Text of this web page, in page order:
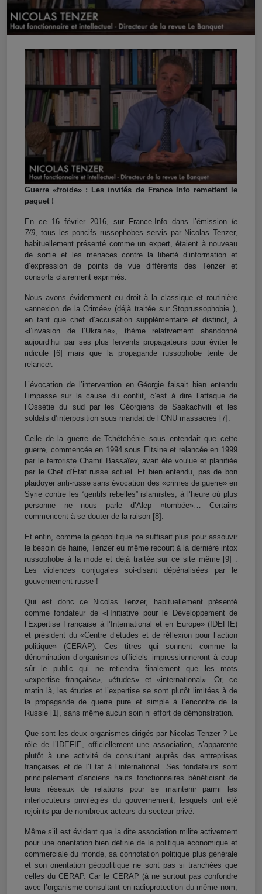
Guerre «froide» : Les invités de France Info remettent le
paquet !
En ce 16 février 2016, sur France-Info dans l’émission le
7/9, tous les poncifs russophobes servis par Nicolas Tenzer,
habituellement présenté comme un expert,étaient à nouveau
de sortie et les menaces contre la liberté d’information et
d’expression de points de vue différents des Tenzer et
consorts clairement exprimés.
Nous avons évidemment eu droit à la classique et routinière
«annexion de la Crimée» (déjà traitée sur Stoprussophobie ),
en tant que chef d’accusation supplémentaire et distinct, à
«l’invasion de l’Ukraine», thème relativement abandonné
aujourd’hui par ses plus fervents propagateurs pour éviter le
ridicule
[6] mais que la propagande russophobe tente de
relancer.
L’évocation de l’intervention en Géorgie faisait bien entendu
l’impasse sur la cause du conflit,c’est à dire l’attaque de
l’Ossétie du sud par les Géorgiens de Saakachvili et les
soldats d’interposition sous mandat de l’ONU massacrés [7] .
Celle de la guerre de Tchétchénie sous entendait que cette
guerre, commencée en 1994 sous Eltsine et relancée en 1999
par le terroriste Chamil Bassaïev, avait été voulue et planifiée
par le Chef d’État russe actuel. Et bien entendu, pas de bon
plaidoyer anti-russe sans évocation des «crimes de guerre» en
Syrie contre les “gentils rebelles” islamistes, à l’heure où plus
personne ne nous parle d’Alep «tombée»… Certains
commencent à se douter de la raison [8] .
Et enfin, comme la géopolitique ne suffisait plus pour assouvir
le besoin de haine, Tenzer eu même recourt à la dernière intox
russophobe à la mode et déjà traitée sur ce site même [9] :
Les violences conjugales soi-disant dépénalisées par le
gouvernement russe !
Qui est donc ce
Nicolas Tenzer, habituellement présenté
comme fondateur de «l’Initiative pour le Développement de
l’Expertise Française à l’International et en Europe» (IDEFIE)
et président du «Centre d’études et de réflexion pour l’action
politique» (CERAP). Ces titres qui sonnent comme la
dénomination d’organismes officiels impressionneront à coup
sûr le public qui ne retiendra finalement que les mots
«expertise française», «études» et «international». Or, ce
matin là, les études et l’expertise se sont plutôt limitées à de
la propagande de guerre pure et simple à l’encontre de la
Russie [1] , sans même aucun soin ni effort de démonstration.
Que sont les deux organismes dirigés par Nicolas Tenzer ? Le
rôle de l’IDEFIE, officiellement une association, s’apparente
plutôt à une activité de consultant auprès des entreprises
françaises et de l’Etat à l’international. Ses fondateurs sont
principalement d’anciens hauts fonctionnaires bénéficiant de
leurs réseaux de relations pour se maintenir parmi les
interlocuteurs privilégiés du gouvernement, lesquels ont été
rejoints par de nombreux acteurs du secteur privé.
Même s’il est évident que la dite association milite activement
pour une orientation bien définie de la politique économique et
commerciale du monde, sa connotation politique plus générale
et son orientation géopolitique ne sont pas si tranchées que
celles du CERAP. Car le CERAP (à ne surtout pas confondre
avec l’organisme consultant en radioprotection du même nom,